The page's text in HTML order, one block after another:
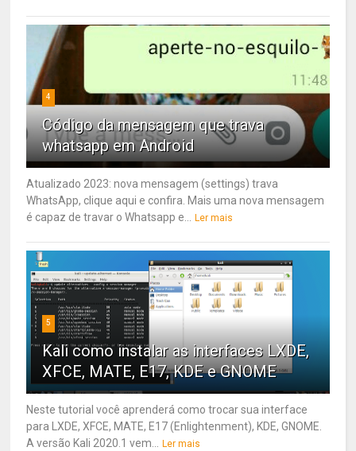
4
Código da mensagem que trava
whatsapp em Android
Atualizado 2023: nova mensagem (settings) trava
WhatsApp, clique aqui e confira. Mais uma nova mensagem
é capaz de travar o Whatsapp e...
Ler mais
5
Kali como instalar as interfaces LXDE,
XFCE, MATE, E17, KDE e GNOME
Neste tutorial você aprenderá como trocar sua interface
para LXDE, XFCE, MATE, E17 (Enlightenment), KDE, GNOME.
A versão Kali 2020.1 vem...
Ler mais